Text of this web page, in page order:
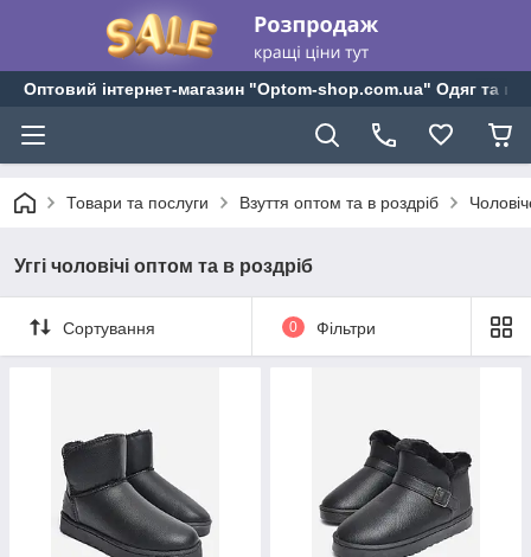
Оптовий інтернет-магазин "Optom-shop.com.ua" Одяг та
Товари та послуги Взуття оптом та в роздріб
Уггі чоловічі оптом та в роздріб
Сортування 0 Фільтри